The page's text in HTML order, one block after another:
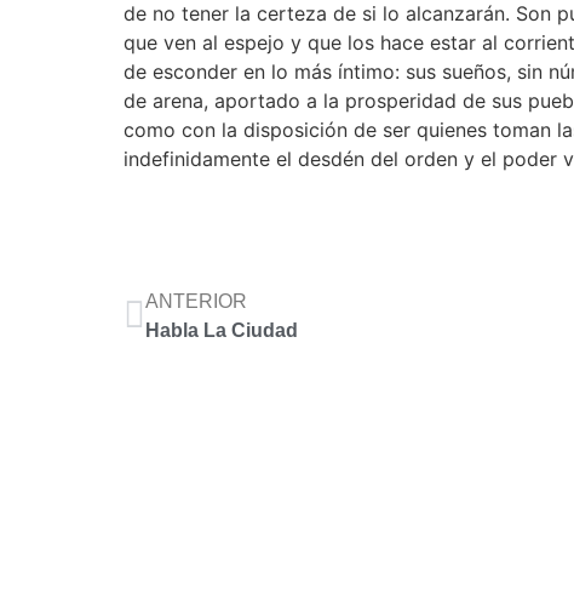
de no tener la certeza de si lo alcanzarán. Son
que ven al espejo y que los hace estar al
de esconder en lo más íntimo: sus sueños, sin
de arena, aportado a la prosperidad de sus
como con la disposición de ser quienes toman
indefinidamente el desdén del orden y el poder
ANTERIOR
Habla La Ciudad